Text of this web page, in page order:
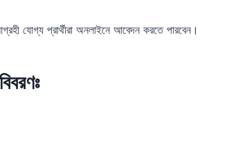
যোগ্য প্রার্থীরা অনলাইনে আবেদন করতে পারবেন।